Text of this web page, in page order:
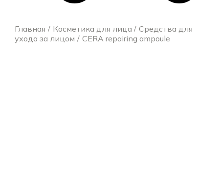
Главная Косметика для лица
Средства для
ухода за лицом
CERA repairing ampoule